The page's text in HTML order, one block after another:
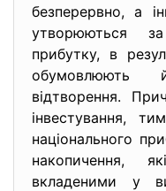
безперервно, а
утворюються
прибутку, в
обумовлюють
відтворення.
інвестування,
національного
накопичення,
вкладеними у